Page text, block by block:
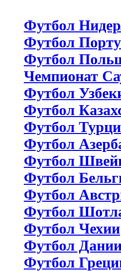
Футбол
Футбол
Футбол
Чемпионат
Футбол
Футбол
Футбол
Футбол
Футбол
Футбол
Футбол
Футбол
Футбол Чехии
Футбол
Футбол